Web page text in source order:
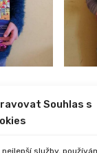
Souhlas s
služby,